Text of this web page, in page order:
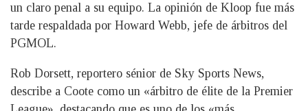
un claro penal a su equipo. La opinión de Kloop fue más
tarde respaldada por Howard Webb, jefe de árbitros del
PGMOL.
Rob Dorsett, reportero sénior de Sky Sports News,
describe a Coote como un «árbitro de élite de la Premier